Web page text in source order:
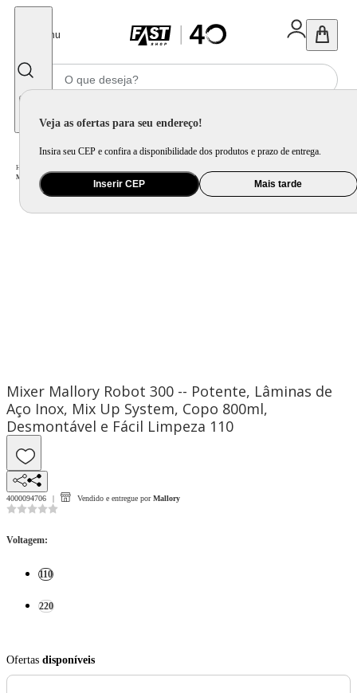
Menu
Veja as ofertas para seu endereço!
Insira seu CEP e confira a disponibilidade dos produtos e prazo de entrega.
Inserir CEP Mais tarde
Home
Mixer Mallory Robot 300 -- Potente, Lâminas de Aço Inox, Mix Up System, Copo 800ml, Desmontável e Fácil Limpeza
Mixer Mallory Robot 300 -- Potente, Lâminas de
Aço Inox, Mix Up System, Copo 800ml,
Desmontável e Fácil Limpeza 110
4000094706 Vendido e entregue por Mallory
Voltagem:
110
220
Ofertas disponíveis